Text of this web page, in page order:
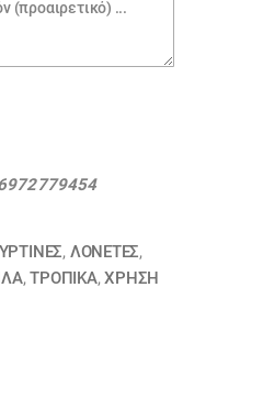
, ΛΟΝΈΤΕΣ,
,ΤΡΟΠΙΚΑ,ΧΡΗΣΗ